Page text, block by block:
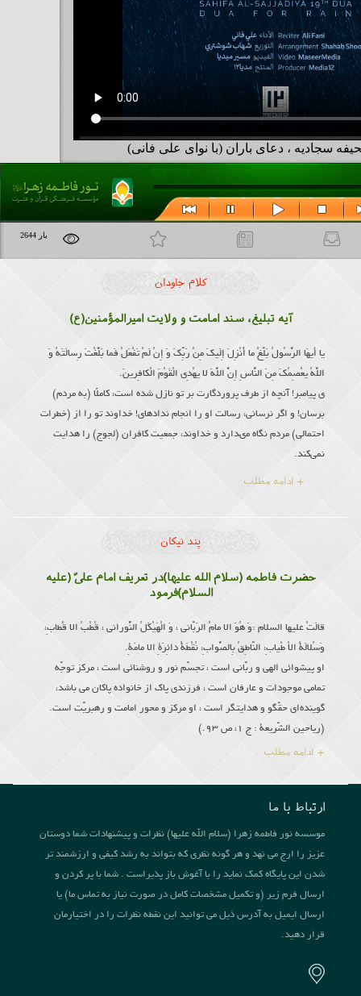
2644 بار
کلام جاودان
آیه تبلیغ، سند امامت و ولایت امیرالمؤمنین(ع)
یا أَیهَا الرَّسُولُ بَلِّغْ ما أُنْزِلَ إِلَیكَ مِنْ رَبِّكَ وَ إِنْ لَمْ تَفْعَلْ فَما بَلَّغْتَ رِسالَتَهُ وَ
اللَّهُ یعْصِمُكَ مِنَ النَّاسِ إِنَّ اللَّهَ لا یهْدِی الْقَوْمَ الْكافِرینَ.
ى پیامبر! آنچه از طرف پروردگارت بر تو نازل شده است، كاملًا (به مردم)
برسان! و اگر نرسانی، رسالت او را انجام نداده‏اى! خداوند تو را از (خطرات
احتمالى) مردم نگاه مى‏دارد و خداوند، جمعیت كافران (لجوج) را هدایت
نمی‌کند.
+ ادامه مطلب
پند نیکان
حضرت فاطمه (سلام الله علیها)در تعریف امام علىّ (علیه
السلام)فرمود
قالَتْ علیها السلام :وَ هُوَ الا مامُ الرَبّانى ، وَ الْهَیْكَلُ النُّورانى ، قُطْبُ الا قْطابِ،
وَسُلالَةُ الاْ طْیابِ، النّاطِقُ بِالصَّوابِ، نُقْطَةُ دائِرَةِ الا مامَةِ.
او پیشوائى الهى و ربّانى است ، تجسّم نور و روشنائى است ، مركز توجّه
تمامى موجودات و عارفان است ، فرزندى پاك از خانواده پاكان مى باشد،
گوینده‌اى حقّگو و هدایتگر است ، او مركز و محور امامت و رهبریّت است.
(ریاحین الشّریعة : ج 1، ص 93.)
+ ادامه مطلب
ارتباط با ما
موسسه نور فاطمه زهرا (سلام الله علیها) نظرات و پیشنهادات شما دوستان
عزیز را ارج می نهد و هر گونه نظری که بتواند به رشد کیفی و ارزشمند تر
شدن این پایگاه کمک نماید را با آغوش باز پذیراست . شما با پر کردن و
ارسال فرم زیر (و تکمیل مشخصات کامل در صورت نیاز به تماس ما) یا
ارسال ایمیل به آدرس ذیل می توانید این نقطه نظرات را در اختیارمان
قرار دهید.